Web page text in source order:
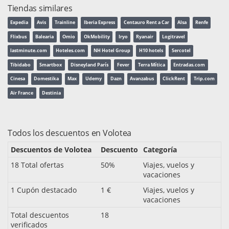
Tiendas similares
Expedia Avis Trainline Iberia Express Centauro Rent a Car Alsa Renfe
Flixbus Balearia Omio OkMobility Iryo Ryanair Logitravel
lastminute.com Hoteles.com NH Hotel Group H10 hotels Sercotel
Tibidabo Smartbox Disneyland París Fever Terra Mítica Entradas.com
Cinesa Domestika Max Udemy Dazn Avanzabus ClickRent Trip.com
Air France Destinia
Todos los descuentos en Volotea
Descuentos de Volotea Descuento Categoría
18 Total ofertas
50%
Viajes, vuelos y
vacaciones
1 Cupón destacado
1 €
Viajes, vuelos y
vacaciones
Total descuentos
verificados
18